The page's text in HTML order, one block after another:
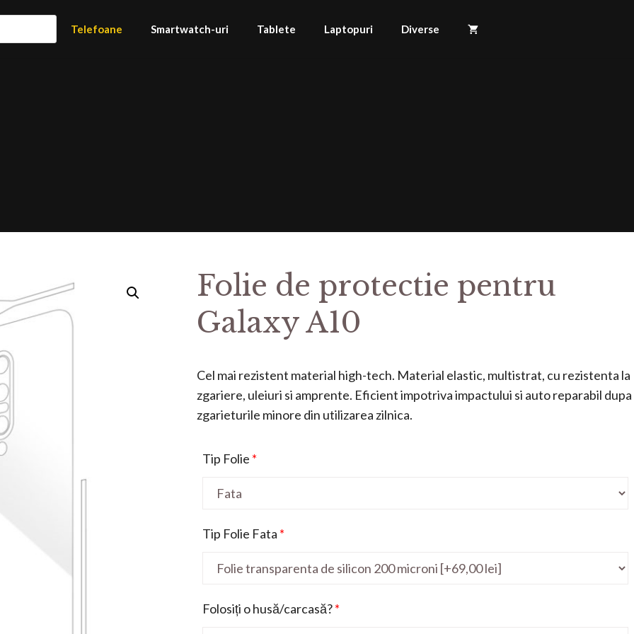
Telefoane Smartwatch-uri Tablete Laptopuri Diverse
Folie de protectie pentru
Galaxy A10
Cel mai rezistent material high-tech. Material elastic, multistrat, cu rezistenta la
zgariere, uleiuri si amprente. Eficient impotriva impactului si auto reparabil dupa
zgarieturile minore din utilizarea zilnica.
Tip Folie *
Tip Folie Fata *
Folosiți o husă/carcasă?*